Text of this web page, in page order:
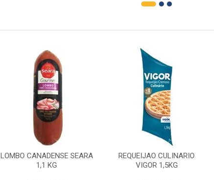
LOMBO CANADENSE SEARA
1,1 KG
REQUEIJAO CULINARIO
VIGOR 1,5KG